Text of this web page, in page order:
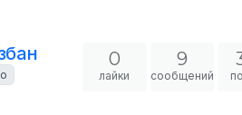
0
лайки
9
сообщений